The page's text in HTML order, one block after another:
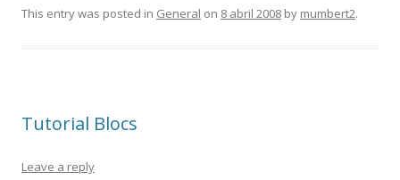
e
k
itt m
ix
This entry was posted in General on 8 abril 2008 by mumbert2.
Tutorial Blocs
Leave a reply